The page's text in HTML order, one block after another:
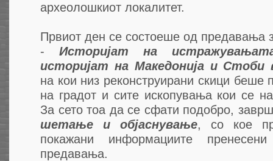
археолошкиот локалитет.
Првиот ден се состоеше од предавања
- Историјат на
историјат на Македонија и Стоби
на кои низ реконструирани скици беше
на градот и сите ископувања кои се
За сето тоа да се сфати подобро,
шетање и објаснување, со кое
покажани информациите
предавања.